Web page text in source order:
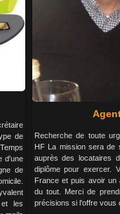
de
d'une
de
et les
Recherche de toute
HF La mission sera de
auprès des locataires
diplôme pour exercer.
France et puis avoir un
du tout. Merci de
précisions si l'offre vous